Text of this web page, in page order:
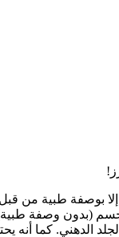
إلا بوصفة طبية
للجسم (بدون وصفة
الجلد الدهني.